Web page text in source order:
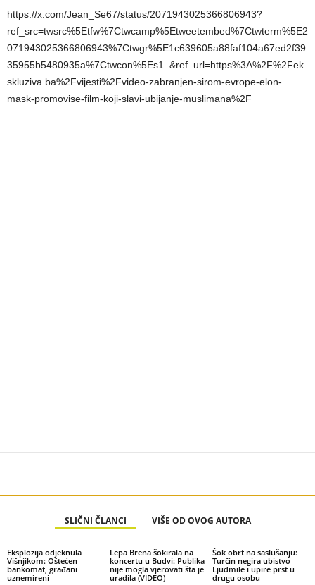
https://x.com/Jean_Se67/status/2071943025366806943?
ref_src=twsrc%5Etfw%7Ctwcamp%5Etweetembed%7Ctwterm%5E2
071943025366806943%7Ctwgr%5E1c639605a88faf104a67ed2f39
35955b5480935a%7Ctwcon%5Es1_&ref_url=https%3A%2F%2Fek
skluziva.ba%2Fvijesti%2Fvideo-zabranjen-sirom-evrope-elon-
mask-promovise-film-koji-slavi-ubijanje-muslimana%2F
SLIČNI ČLANCI VIŠE OD OVOG AUTORA
Eksplozija odjeknula
Višnjikom: Oštećen
bankomat, građani
uznemireni
Lepa Brena šokirala na
koncertu u Budvi: Publika
nije mogla vjerovati šta je
uradila (VIDEO)
Šok obrt na saslušanju:
Turčin negira ubistvo
Ljudmile i upire prst u
drugu osobu